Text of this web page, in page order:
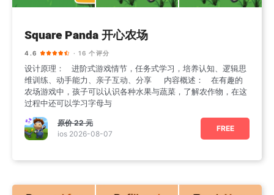
Square Panda 开心农场
4.6 · 16 个评分
设计原理： 进阶式游戏情节，任务式学习，培养认知、逻辑思
维训练、动手能力、亲子互动、分享 内容概述： 在有趣的
农场游戏中，孩子可以认识各种水果与蔬菜，了解农作物，在这
过程中还可以学习字母与
原价22 元
ios 2026-08-07
FREE